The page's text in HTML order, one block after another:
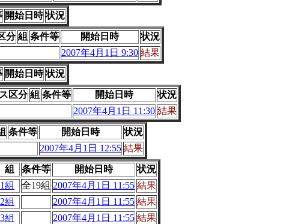
開始日時 状況
分 組 条件等 開始日時
状況
2007年4月1日 9:30 結果
開始日時 状況
区分 組 条件等 開始日時
状況
2007年4月1日 11:30 結果
条件等 開始日時
状況
2007年4月1日 12:55 結果
組 条件等 開始日時
状況
1組 全19組 2007年4月1日 11:55 結果
2組 2007年4月1日 11:55 結果
3組 2007年4月1日 11:55 結果